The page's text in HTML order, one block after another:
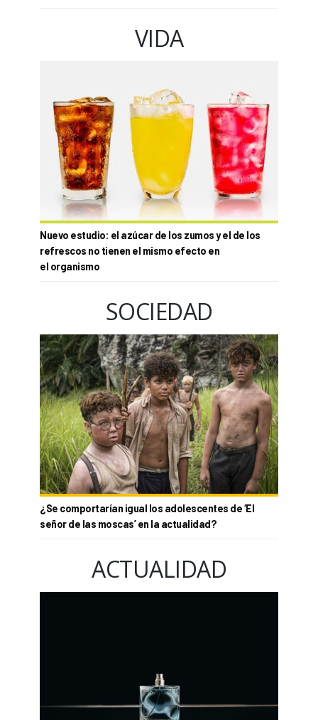
VIDA
Nuevo estudio: el azúcar de los zumos y el de los
refrescos no tienen el mismo efecto en
el organismo
SOCIEDAD
¿Se comportarían igual los adolescentes de ‘El
señor de las moscas’ en la actualidad?
ACTUALIDAD